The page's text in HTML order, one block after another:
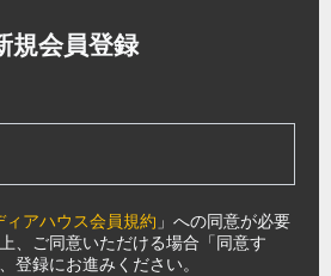
規会員登録
ィアハウス会員規約 」への同意が必要
、ご同意いただける場合「同意す
登録にお進みください。